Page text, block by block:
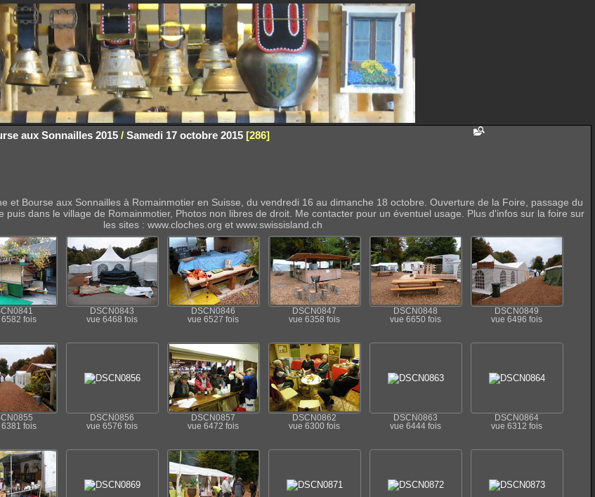
aux Sonnailles 2015/ Samedi 17 octobre 2015 286
et Bourse aux Sonnailles à Romainmotier en Suisse, du vendredi 16 au dimanche 18 octobre. Ouverture de la Foire, passage du
puis dans le village de Romainmotier, Photos non libres de droit. Me contacter pour un éventuel usage. Plus d'infos sur la foire sur
les sites : www.cloches.org et www.swissisland.ch
6582 fois
DSCN0843
vue 6468 fois
DSCN0846
vue 6527 fois
DSCN0847
vue 6358 fois
DSCN0848
vue 6650 fois
DSCN0849
vue 6496 fois
6381 fois
DSCN0856
vue 6576 fois
DSCN0857
vue 6472 fois
DSCN0862
vue 6300 fois
DSCN0863
vue 6444 fois
DSCN0864
vue 6312 fois